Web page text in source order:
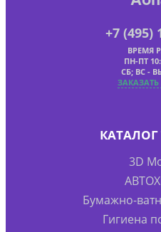
+7 (495)
ВРЕМЯ
ПН-ПТ
СБ; ВС -
3D
Бумажно-
Гигиена